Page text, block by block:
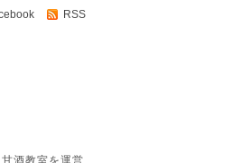
RSS
酒教室を運営